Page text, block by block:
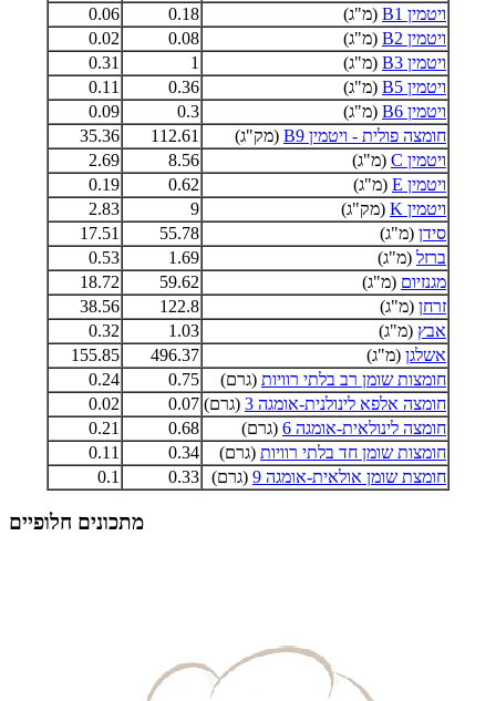
ויטמין B1
(מ"ג) 0.18
0.06
ויטמין B2
(מ"ג) 0.08
0.02
ויטמין B3
(מ"ג) 1
0.31
ויטמין B5
(מ"ג) 0.36
0.11
ויטמין B6
(מ"ג) 0.3
0.09
חומצה פולית - ויטמין B9
(מק"ג) 112.61
35.36
ויטמין C
(מ"ג) 8.56
2.69
ויטמין E
(מ"ג) 0.62
0.19
ויטמין K
(מק"ג) 9
2.83
סידן (מ"ג) 55.78
17.51
ברזל (מ"ג) 1.69
0.53
מגנזיום (מ"ג) 59.62
18.72
זרחן (מ"ג) 122.8
38.56
אבץ (מ"ג) 1.03
0.32
אשלגן (מ"ג) 496.37
155.85
חומצות שומן רב בלתי רוויות (גרם) 0.75
0.24
חומצה אלפא לינולנית-אומגה 3
(גרם) 0.07
0.02
חומצה לינולאית-אומגה 6
(גרם) 0.68
0.21
חומצות שומן חד בלתי רוויות (גרם) 0.34
0.11
חומצת שומן אולאית-אומגה 9
(גרם) 0.33
0.1
מתכונים חלופיים